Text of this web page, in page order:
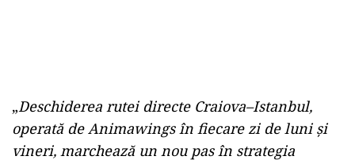
„Deschiderea rutei directe Craiova–Istanbul,
operată de Animawings în fiecare zi de luni și
vineri, marchează un nou pas în strategia